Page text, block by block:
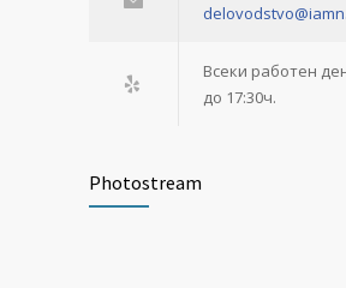
Всеки работен
до 17:30ч.
Photostream